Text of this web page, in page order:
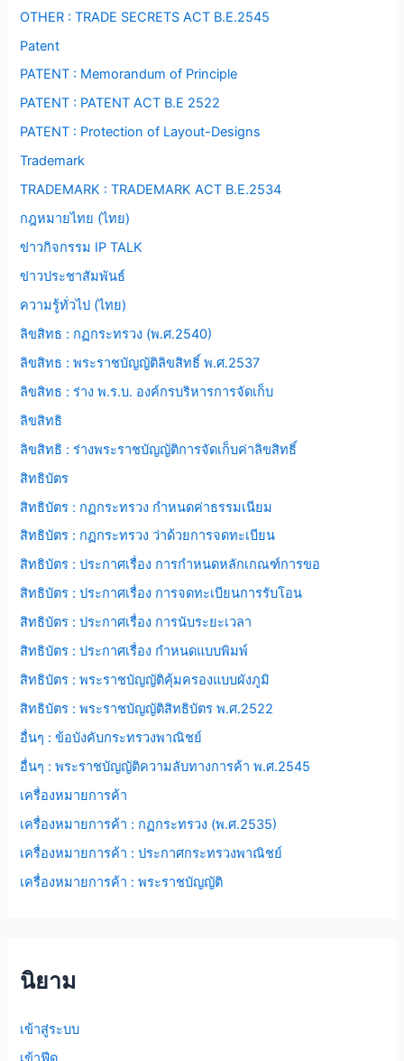
OTHER : TRADE SECRETS ACT B.E.2545
Patent
PATENT : Memorandum of Principle
PATENT : PATENT ACT B.E 2522
PATENT : Protection of Layout-Designs
Trademark
TRADEMARK : TRADEMARK ACT B.E.2534
กฎหมายไทย (ไทย)
ข่าวกิจกรรม IP TALK
ข่าวประชาสัมพันธ์
ความรู้ทั่วไป (ไทย)
ลิขสิทธ : กฏกระทรวง (พ.ศ.2540)
ลิขสิทธ : พระราชบัญญัติลิขสิทธิ์ พ.ศ.2537
ลิขสิทธ : ร่าง พ.ร.บ. องค์กรบริหารการจัดเก็บ
ลิขสิทธิ
ลิขสิทธิ : ร่างพระราชบัญญัติการจัดเก็บค่าลิขสิทธิ์
สิทธิบัตร
สิทธิบัตร : กฏกระทรวง กำหนดค่าธรรมเนียม
สิทธิบัตร : กฏกระทรวง ว่าด้วยการจดทะเบียน
สิทธิบัตร : ประกาศเรื่อง การกำหนดหลักเกณฑ์การขอ
สิทธิบัตร : ประกาศเรื่อง การจดทะเบียนการรับโอน
สิทธิบัตร : ประกาศเรื่อง การนับระยะเวลา
สิทธิบัตร : ประกาศเรื่อง กำหนดแบบพิมพ์
สิทธิบัตร : พระราชบัญญัติคุ้มครองแบบผังภูมิ
สิทธิบัตร : พระราชบัญญัติสิทธิบัตร พ.ศ.2522
อื่นๆ : ข้อบังคับกระทรวงพาณิชย์
อื่นๆ : พระราชบัญญัติความลับทางการค้า พ.ศ.2545
เครื่องหมายการค้า
เครื่องหมายการค้า : กฏกระทรวง (พ.ศ.2535)
เครื่องหมายการค้า : ประกาศกระทรวงพาณิชย์
เครื่องหมายการค้า : พระราชบัญญัติ
นิยาม
เข้าสู่ระบบ